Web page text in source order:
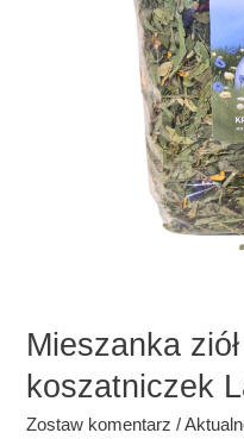
Mieszanka
koszatniczek
Zostaw komentarz /